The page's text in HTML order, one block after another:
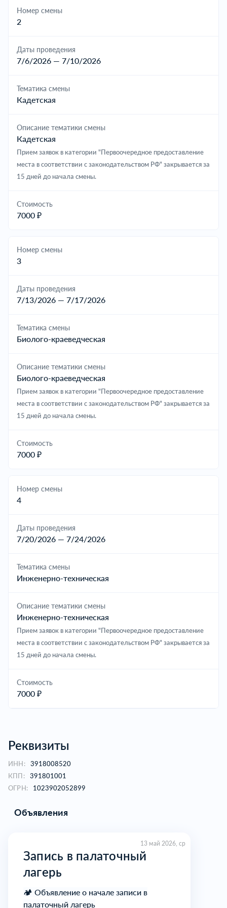
Номер смены
2
Даты проведения
7/6/2026 — 7/10/2026
Тематика смены
Кадетская
Описание тематики смены
Кадетская
Прием заявок в категории "Первоочередное предоставление
места в соответствии с законодательством РФ" закрывается за
15 дней до начала смены.
Cтоимость
7000 ₽
Номер смены
3
Даты проведения
7/13/2026 — 7/17/2026
Тематика смены
Биолого-краеведческая
Описание тематики смены
Биолого-краеведческая
Прием заявок в категории "Первоочередное предоставление
места в соответствии с законодательством РФ" закрывается за
15 дней до начала смены.
Cтоимость
7000 ₽
Номер смены
4
Даты проведения
7/20/2026 — 7/24/2026
Тематика смены
Инженерно-техническая
Описание тематики смены
Инженерно-техническая
Прием заявок в категории "Первоочередное предоставление
места в соответствии с законодательством РФ" закрывается за
15 дней до начала смены.
Cтоимость
7000 ₽
Реквизиты
ИНН:
3918008520
КПП:
391801001
ОГРН:
1023902052899
Объявления
Запись в палаточный
лагерь
🏕 Объявление о начале записи в
палаточный лагерь
13 май 2026, ср